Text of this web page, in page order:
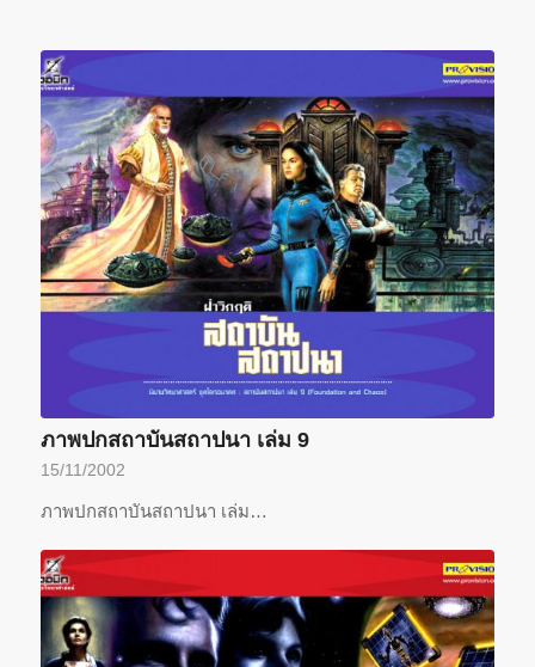
ภาพปกสถาบันสถาปนา เล่ม 9
15/11/2002
ภาพปกสถาบันสถาปนา เล่ม…